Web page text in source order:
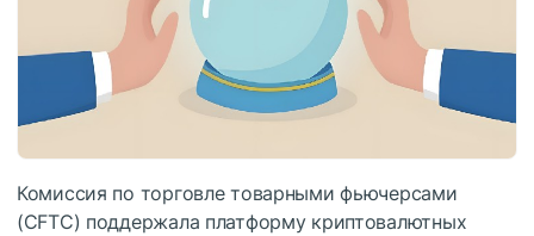
Комиссия по торговле товарными фьючерсами
(CFTC) поддержала платформу криптовалютных